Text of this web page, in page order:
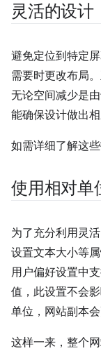
灵活的设计
避免定位到特定
需要时更改布局
无论空间减少是
能确保设计做出相
如需详细了解这
使用相对单
为了充分利用灵
设置文本大小等
用户偏好设置中
值，此设置不会
单位，网站副本
这样一来，整个